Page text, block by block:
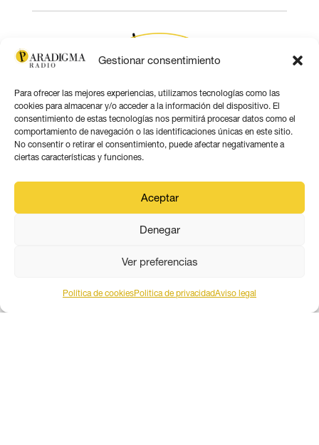
Gestionar consentimiento
Para ofrecer las mejores experiencias, utilizamos tecnologías como las
cookies para almacenar y/o acceder a la información del dispositivo. El
consentimiento de estas tecnologías nos permitirá procesar datos como el
comportamiento de navegación o las identificaciones únicas en este sitio.
No consentir o retirar el consentimiento, puede afectar negativamente a
ciertas características y funciones.
Aceptar
Denegar
Ver preferencias
Política de cookiesPolitica de privacidadAviso legal
PARADIGMA MEDIA ANDALUCÍA